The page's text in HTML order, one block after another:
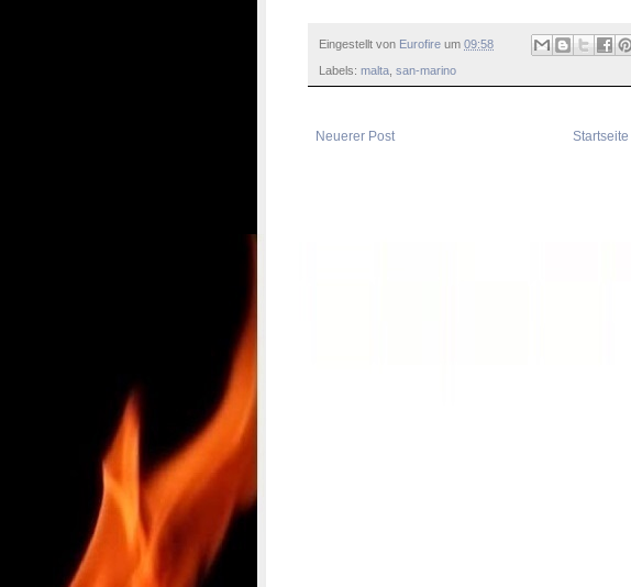
Eingestellt von Eurofire um 09:58
Labels: malta san-marino
Neuerer Post Startseite